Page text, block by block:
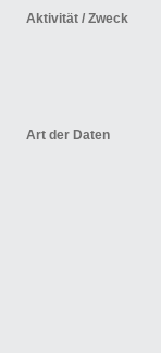
Aktivität / Zweck
Art der Daten